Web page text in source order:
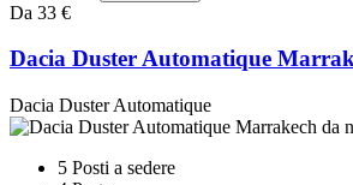
Da 33 €
Dacia Duster Automatique
Dacia Duster Automatique
5 Posti a sedere